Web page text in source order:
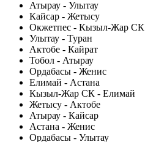
Атырау - Улытау
Кайсар - Жетысу
Окжетпес - Кызыл-Жар СК
Улытау - Туран
Актобе - Кайрат
Тобол - Атырау
Ордабасы - Женис
Елимай - Астана
Кызыл-Жар СК - Елимай
Жетысу - Актобе
Атырау - Кайсар
Астана - Женис
Ордабасы - Улытау